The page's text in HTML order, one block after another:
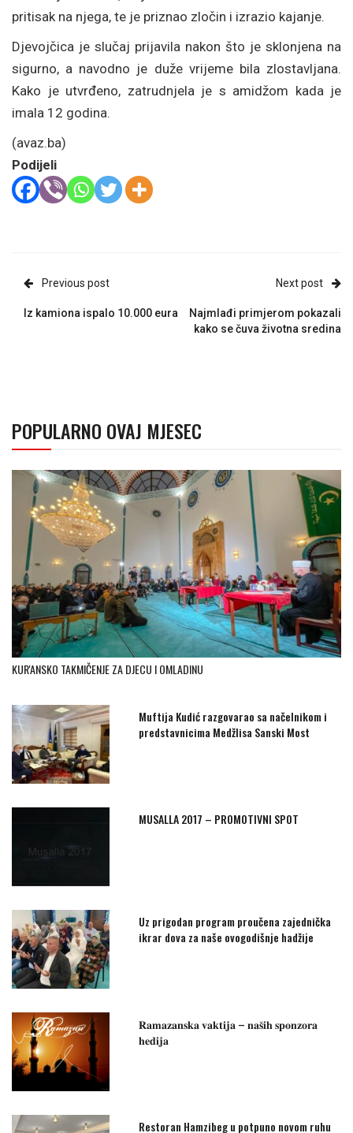
pritisak na njega, te je priznao zločin i izrazio kajanje.
Djevojčica je slučaj prijavila nakon što je sklonjena na
sigurno, a navodno je duže vrijeme bila zlostavljana.
Kako je utvrđeno, zatrudnjela je s amidžom kada je
imala 12 godina.
(avaz.ba)
Podijeli
Previous post
Iz kamiona ispalo 10.000 eura
Next post
Najmlađi primjerom pokazali
kako se čuva životna sredina
POPULARNO OVAJ MJESEC
KUR'ANSKO TAKMIČENJE ZA DJECU I OMLADINU
Muftija Kudić razgovarao sa načelnikom i
predstavnicima Medžlisa Sanski Most
MUSALLA 2017 – PROMOTIVNI SPOT
Uz prigodan program proučena zajednička
ikrar dova za naše ovogodišnje hadžije
𝐑𝐚𝐦𝐚𝐳𝐚𝐧𝐬𝐤𝐚 𝐯𝐚𝐤𝐭𝐢𝐣𝐚 – 𝐧𝐚𝐬̌𝐢𝐡 𝐬𝐩𝐨𝐧𝐳𝐨𝐫𝐚
𝐡𝐞𝐝𝐢𝐣𝐚
Restoran Hamzibeg u potpuno novom ruhu